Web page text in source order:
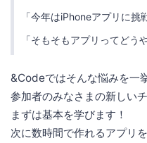
「今年はiPhoneアプリに挑
「そもそもアプリってどう
&Codeではそんな悩みを一
参加者のみなさまの新しい
まずは基本を学びます！
次に数時間で作れるアプリ